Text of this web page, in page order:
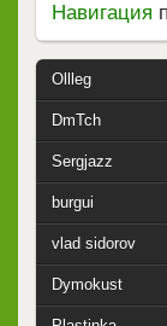
Навигация
Ollleg
DmTch
Sergjazz
burgui
vlad sidorov
Dymokust